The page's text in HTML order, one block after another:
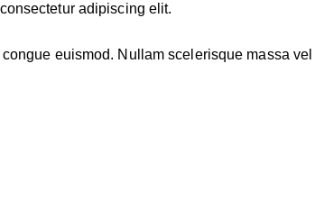
adipiscing elit.
euismod. Nullam scelerisque massa